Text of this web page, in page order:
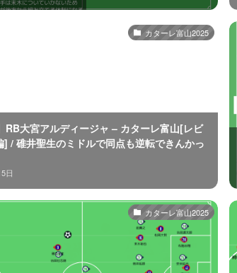
カターレ富山2025
RB大宮アルディージャ – カターレ富山[レビ
] / 碓井聖生のミドルで同点も逆転できんかっ
日
カターレ富山2025